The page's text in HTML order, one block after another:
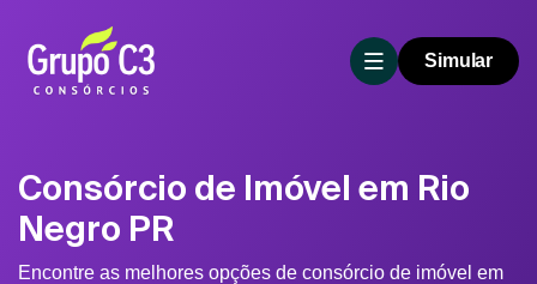
Simular
Consórcio de Imóvel em Rio
Negro PR
Encontre as melhores opções de consórcio de imóvel em